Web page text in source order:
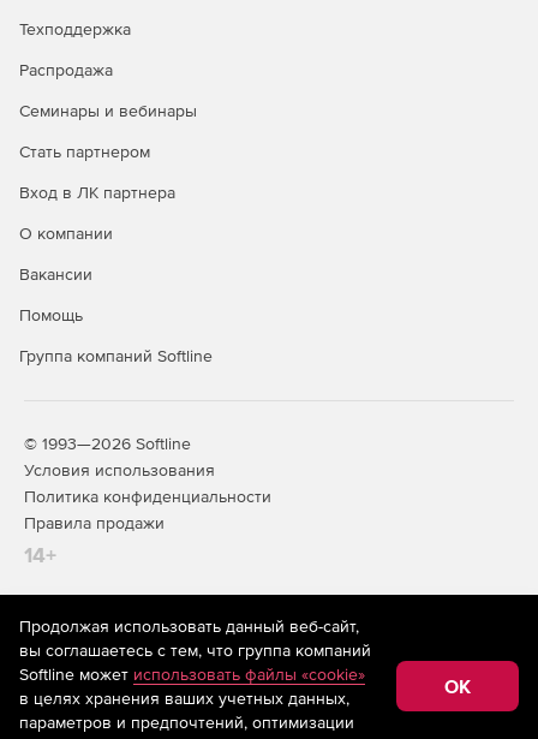
Техподдержка
Распродажа
Семинары и вебинары
Стать партнером
Вход в ЛК партнера
О компании
Вакансии
Помощь
Группа компаний Softline
© 1993—2026 Softline
Условия использования
Политика конфиденциальности
Правила продажи
14+
На информационном ресурсе store.softline.ru применяются
рекомендательные технологии(информационные технологии
предоставления информации на основе сбора,
систематизации и анализа сведений, относящихся к
предпочтениям пользователей сети «Интернет»,
Продолжая использовать данный веб-сайт,
вы соглашаетесь с тем, что группа компаний
Softline может использовать файлы «cookie»
в целях хранения ваших учетных данных,
параметров и предпочтений, оптимизации
OK